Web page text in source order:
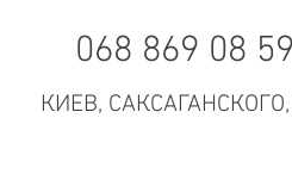
068 869 08 59
КИЕВ,